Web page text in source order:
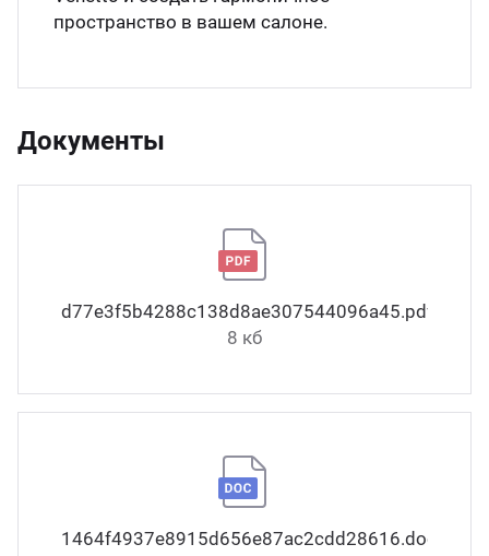
пространство в вашем салоне.
Документы
d77e3f5b4288c138d8ae307544096a45.pdf
8 кб
1464f4937e8915d656e87ac2cdd28616.docx